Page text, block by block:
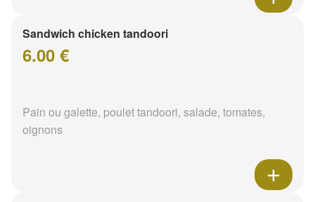
Sandwich chicken tandoori
6.00 €
Pain ou galette, poulet tandoori, salade, tomates,
oignons